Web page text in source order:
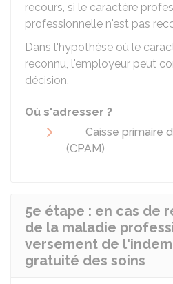
recours, si le caractère
professionnelle n'est pas
Dans l'hypothèse où le
reconnu, l'employeur peut
décision.
Où s'adresser ?
Caisse primaire
(CPAM)
5e étape : en cas de
de la maladie
versement de
gratuité des soins